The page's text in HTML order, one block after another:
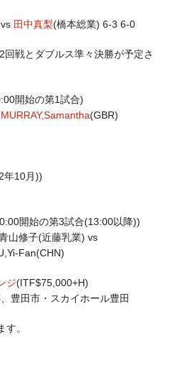
田中真梨(橋本総業) 6-3 6-0
戦とダブルス準々決勝が予定さ
開始の第1試合)
MURRAY,Samantha(GBR)
年10月))
開始の第3試合(13:00以降))
山修子(近藤乳業) vs
Fan(CHN)
ジ(ITF$75,000+H)
豊田市・スカイホール豊田
。